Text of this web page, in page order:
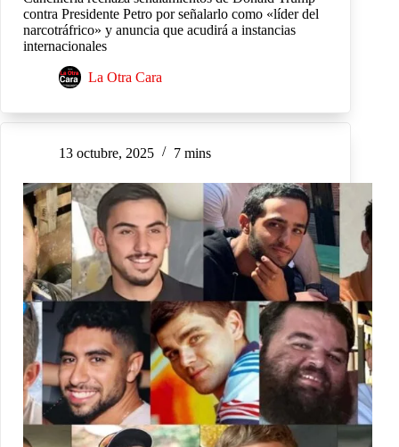
contra Presidente Petro por señalarlo como «líder del
narcotráfrico» y anuncia que acudirá a instancias
internacionales
La Otra Cara
13 octubre, 2025 7 mins